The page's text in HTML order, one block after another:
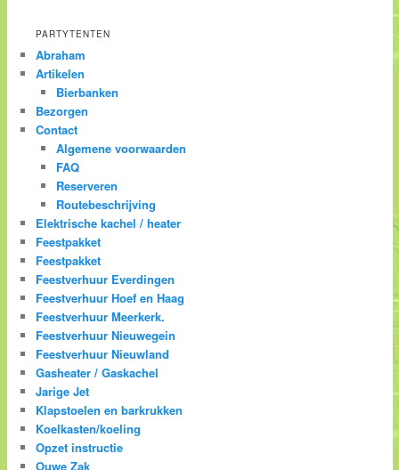
PARTYTENTEN
Abraham
Artikelen
Bierbanken
Bezorgen
Contact
Algemene voorwaarden
FAQ
Reserveren
Routebeschrijving
Elektrische kachel / heater
Feestpakket
Feestpakket
Feestverhuur Everdingen
Feestverhuur Hoef en Haag
Feestverhuur Meerkerk.
Feestverhuur Nieuwegein
Feestverhuur Nieuwland
Gasheater / Gaskachel
Jarige Jet
Klapstoelen en barkrukken
Koelkasten/koeling
Opzet instructie
Ouwe Zak